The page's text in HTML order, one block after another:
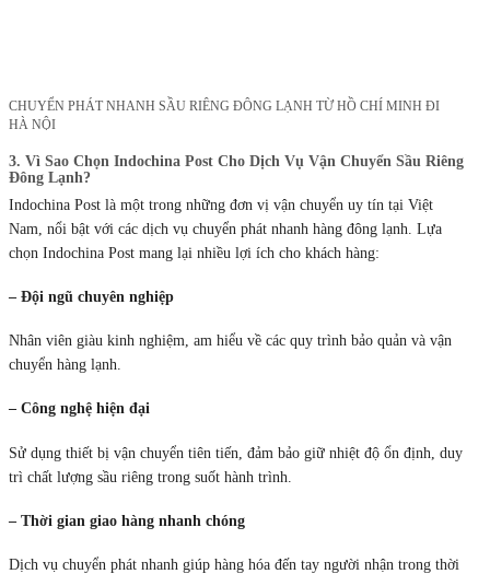
CHUYỂN PHÁT NHANH SẦU RIÊNG ĐÔNG LẠNH TỪ HỒ CHÍ MINH ĐI
HÀ NỘI
3. Vì Sao Chọn Indochina Post Cho Dịch Vụ Vận Chuyển Sầu Riêng
Đông Lạnh?
Indochina Post là một trong những đơn vị vận chuyển uy tín tại Việt
Nam, nổi bật với các dịch vụ chuyển phát nhanh hàng đông lạnh. Lựa
chọn Indochina Post mang lại nhiều lợi ích cho khách hàng:
– Đội ngũ chuyên nghiệp
Nhân viên giàu kinh nghiệm, am hiểu về các quy trình bảo quản và vận
chuyển hàng lạnh.
– Công nghệ hiện đại
Sử dụng thiết bị vận chuyển tiên tiến, đảm bảo giữ nhiệt độ ổn định, duy
trì chất lượng sầu riêng trong suốt hành trình.
– Thời gian giao hàng nhanh chóng
Dịch vụ chuyển phát nhanh giúp hàng hóa đến tay người nhận trong thời